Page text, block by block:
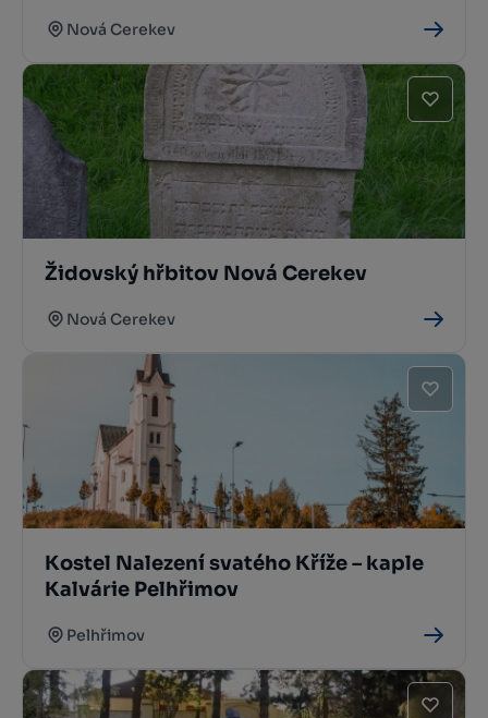
Nová Cerekev
Židovský hřbitov Nová Cerekev
Nová Cerekev
Kostel Nalezení svatého Kříže – kaple
Kalvárie Pelhřimov
Pelhřimov